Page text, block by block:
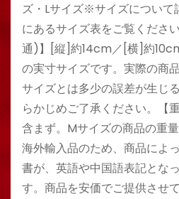
ズ・Lサイズ※サイズについて
にあるサイズ表をご覧くださ
通)】[縦]約14cm／[横]約
の実寸サイズです。実際の商
サイズとは多少の誤差が生じ
らかじめご了承ください。【
含まず。Mサイズの商品の重
海外輸入品のため、商品によ
書が、英語や中国語表記とな
す。商品を安価でご提供させ